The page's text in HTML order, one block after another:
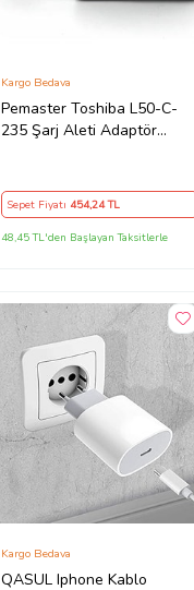
Pemaster Toshiba L50-C-
235 Şarj Aleti Adaptör
Kargo Bedava
Sepet Fiyatı 454,24 TL
48,45 TL'den Başlayan Taksitlerle
QASUL Iphone Kablo
Kargo Bedava